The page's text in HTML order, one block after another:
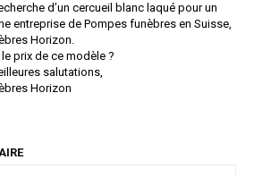
d’un cercueil blanc laqué pour un
entreprise de Pompes funèbres en Suisse,
Horizon.
le prix de ce modèle ?
salutations,
Horizon